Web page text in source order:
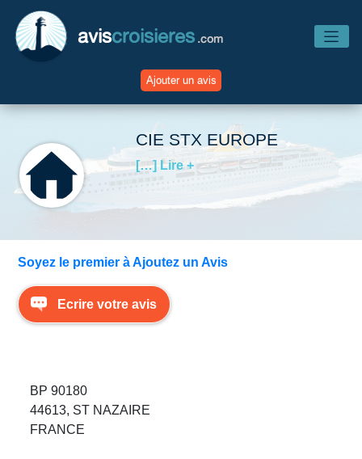
aviscroisieres .com
Ajouter un avis
Accueil
Avis Compagnies
Avis Escales
CIE STX EUROPE
[…] Lire +
Soyez le premier à Ajoutez un Avis
Ecrire votre avis
BP 90180
44613, ST NAZAIRE
FRANCE